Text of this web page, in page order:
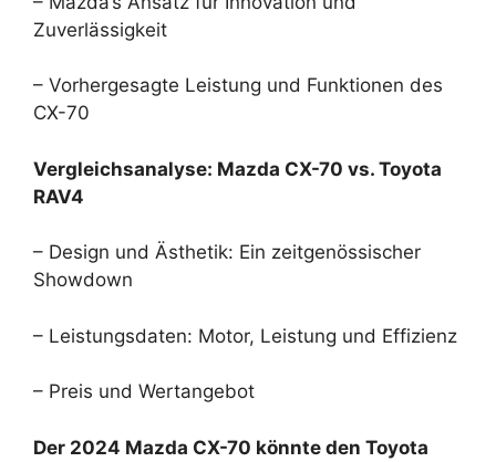
Zuverlässigkeit
– Vorhergesagte Leistung und Funktionen des
CX-70
Vergleichsanalyse: Mazda CX-70 vs. Toyota
RAV4
– Design und Ästhetik: Ein zeitgenössischer
Showdown
– Leistungsdaten: Motor, Leistung und Effizienz
– Preis und Wertangebot
Der 2024 Mazda CX-70 könnte den Toyota